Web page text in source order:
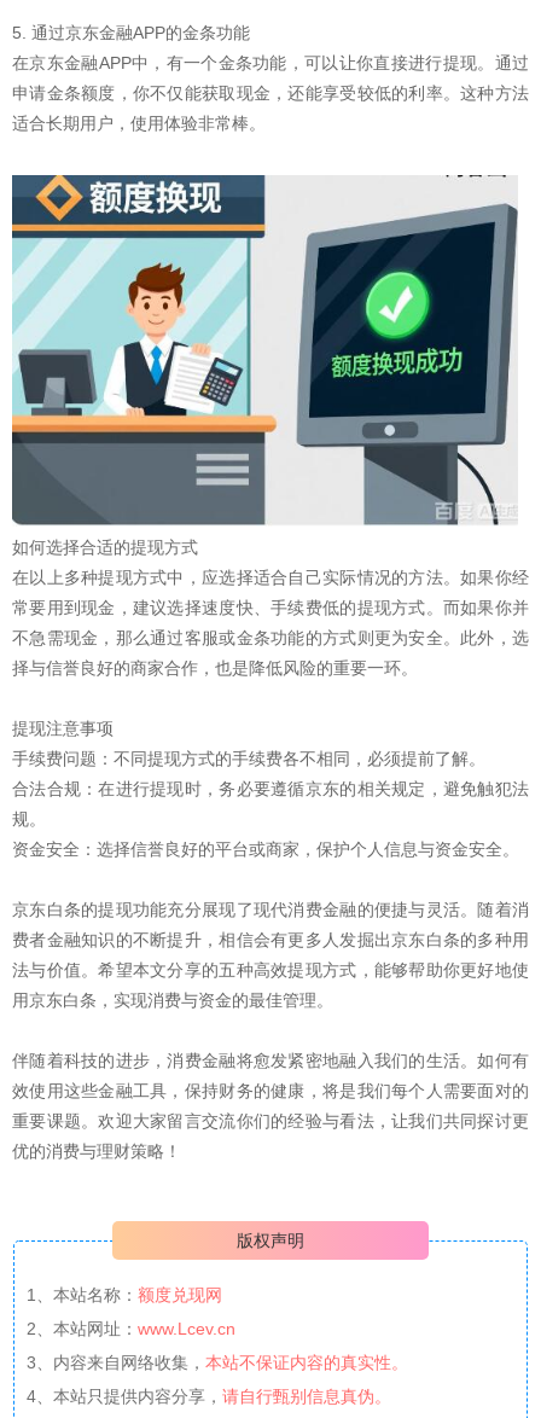
5. 通过京东金融APP的金条功能
在京东金融APP中，有一个金条功能，可以让你直接进行提现。通过
申请金条额度，你不仅能获取现金，还能享受较低的利率。这种方法
适合长期用户，使用体验非常棒。
如何选择合适的提现方式
在以上多种提现方式中，应选择适合自己实际情况的方法。如果你经
常要用到现金，建议选择速度快、手续费低的提现方式。而如果你并
不急需现金，那么通过客服或金条功能的方式则更为安全。此外，选
择与信誉良好的商家合作，也是降低风险的重要一环。
提现注意事项
手续费问题：不同提现方式的手续费各不相同，必须提前了解。
合法合规：在进行提现时，务必要遵循京东的相关规定，避免触犯法
规。
资金安全：选择信誉良好的平台或商家，保护个人信息与资金安全。
京东白条的提现功能充分展现了现代消费金融的便捷与灵活。随着消
费者金融知识的不断提升，相信会有更多人发掘出京东白条的多种用
法与价值。希望本文分享的五种高效提现方式，能够帮助你更好地使
用京东白条，实现消费与资金的最佳管理。
伴随着科技的进步，消费金融将愈发紧密地融入我们的生活。如何有
效使用这些金融工具，保持财务的健康，将是我们每个人需要面对的
重要课题。欢迎大家留言交流你们的经验与看法，让我们共同探讨更
优的消费与理财策略！
版权声明
1、本站名称：额度兑现网
2、本站网址：www.Lcev.cn
3、内容来自网络收集，本站不保证内容的真实性。
4、本站只提供内容分享，请自行甄别信息真伪。